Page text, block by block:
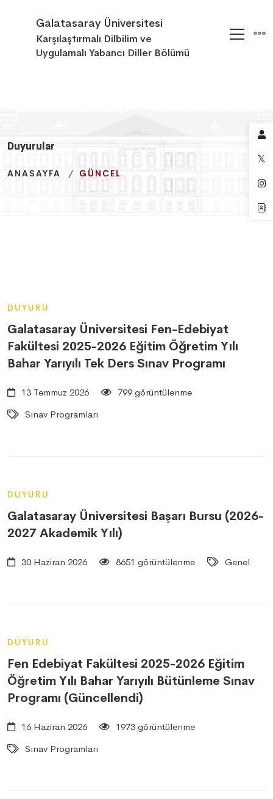
Galatasaray Üniversitesi
Karşılaştırmalı Dilbilim ve
Uygulamalı Yabancı Diller Bölümü
Duyurular
ANASAYFA GÜNCEL
Duyurular
ANASAYFA GÜNCEL
Duyurular
ANASAYFA GÜNCEL
DUYURU
Galatasaray Üniversitesi Fen-Edebiyat
Fakültesi 2025-2026 Eğitim Öğretim Yılı
Bahar Yarıyılı Tek Ders Sınav Programı
13 Temmuz 2026
799 görüntülenme
Sınav Programları
DUYURU
Galatasaray Üniversitesi Başarı Bursu (2026-
2027 Akademik Yılı)
30 Haziran 2026 8651 görüntülenme Genel
DUYURU
Fen Edebiyat Fakültesi 2025-2026 Eğitim
Öğretim Yılı Bahar Yarıyılı Bütünleme Sınav
Programı (Güncellendi)
16 Haziran 2026
1973 görüntülenme
Sınav Programları